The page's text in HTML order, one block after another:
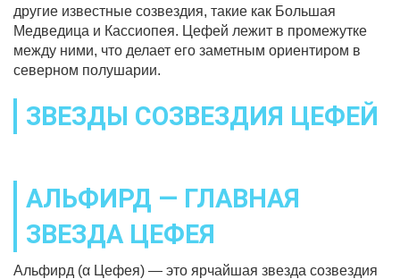
другие известные созвездия, такие как Большая
Медведица и Кассиопея. Цефей лежит в промежутке
между ними, что делает его заметным ориентиром в
северном полушарии.
ЗВЕЗДЫ СОЗВЕЗДИЯ ЦЕФЕЙ
АЛЬФИРД — ГЛАВНАЯ
ЗВЕЗДА ЦЕФЕЯ
Альфирд (α Цефея) — это ярчайшая звезда созвездия